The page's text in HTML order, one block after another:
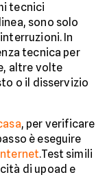
tecnici
sono solo
In
tecnica per
altre volte
o il disservizio
, per verificare
è eseguire
.Test simili
di upoad e